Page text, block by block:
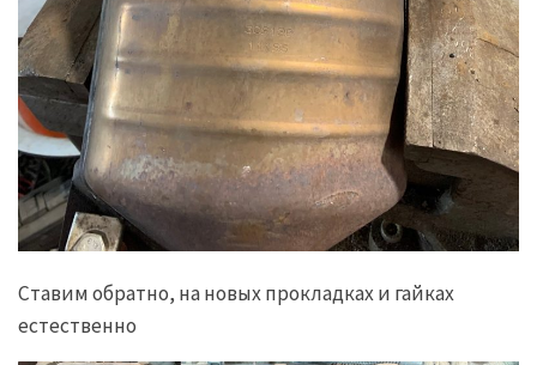
Ставим обратно, на новых прокладках и гайках
естественно